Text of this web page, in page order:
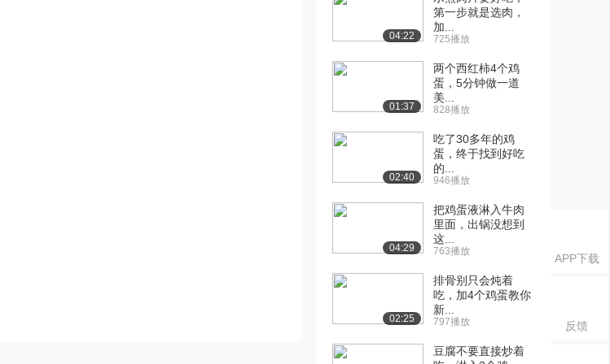
APP下载
反馈
04:22
第一步就是选肉，
加...
725播放
01:37
两个西红柿4个鸡
蛋，5分钟做一道
美...
828播放
02:40
吃了30多年的鸡
蛋，终于找到好吃
的...
946播放
04:29
把鸡蛋液淋入牛肉
里面，出锅没想到
这...
763播放
02:25
排骨别只会炖着
吃，加4个鸡蛋教你
新...
797播放
豆腐不要直接炒着